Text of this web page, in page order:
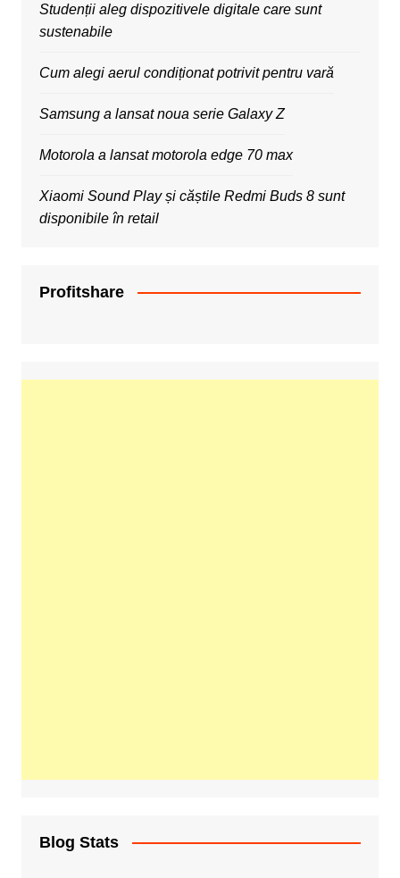
Studenții aleg dispozitivele digitale care sunt
sustenabile
Cum alegi aerul condiționat potrivit pentru vară
Samsung a lansat noua serie Galaxy Z
Motorola a lansat motorola edge 70 max
Xiaomi Sound Play și căștile Redmi Buds 8 sunt
disponibile în retail
Profitshare
Blog Stats